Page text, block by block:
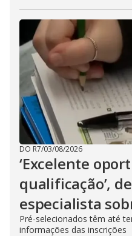
DO R7/03/08/2026
‘Excelente
qualificação’,
especialista
Pré-selecionados têm até
informações das inscrições